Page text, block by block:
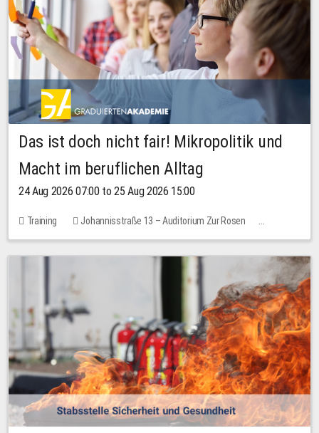
Das ist doch nicht fair! Mikropolitik und
Macht im beruflichen Alltag
24 Aug 2026 07:00 to 25 Aug 2026 15:00
Training
Johannisstraße 13 – Auditorium Zur Rosen
1 place
30.00 EUR